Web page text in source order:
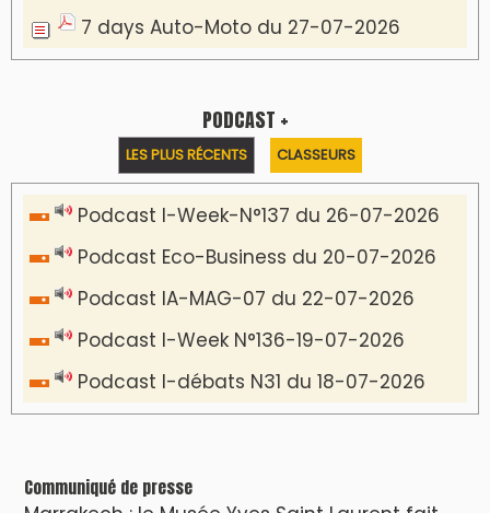
7 days Auto-Moto du 27-07-2026
PODCAST +
LES PLUS RÉCENTS CLASSEURS
Podcast I-Week-N°137 du 26-07-2026
Podcast Eco-Business du 20-07-2026
Podcast IA-MAG-07 du 22-07-2026
Podcast I-Week N°136-19-07-2026
Podcast I-débats N31 du 18-07-2026
Communiqué de presse